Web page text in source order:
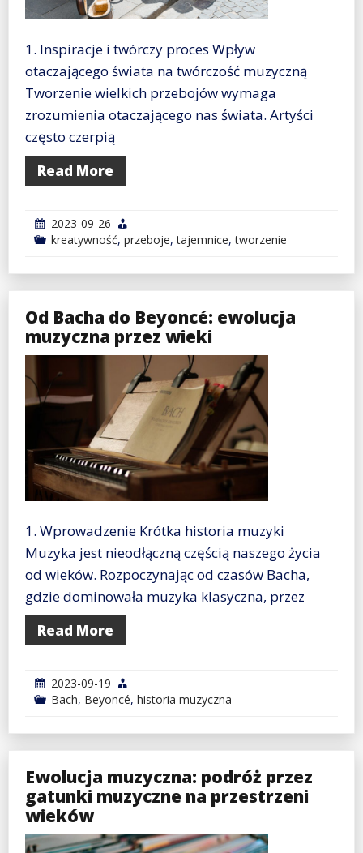
1. Inspiracje i twórczy proces Wpływ
otaczającego świata na twórczość muzyczną
Tworzenie wielkich przebojów wymaga
zrozumienia otaczającego nas świata. Artyści
często czerpią
Read More
2023-09-26
kreatywność, przeboje,tajemnice,tworzenie
Od Bacha do Beyoncé: ewolucja
muzyczna przez wieki
1. Wprowadzenie Krótka historia muzyki
Muzyka jest nieodłączną częścią naszego życia
od wieków. Rozpoczynając od czasów Bacha,
gdzie dominowała muzyka klasyczna, przez
Read More
2023-09-19
Bach, Beyoncé, historia muzyczna
Ewolucja muzyczna: podróż przez
gatunki muzyczne na przestrzeni
wieków